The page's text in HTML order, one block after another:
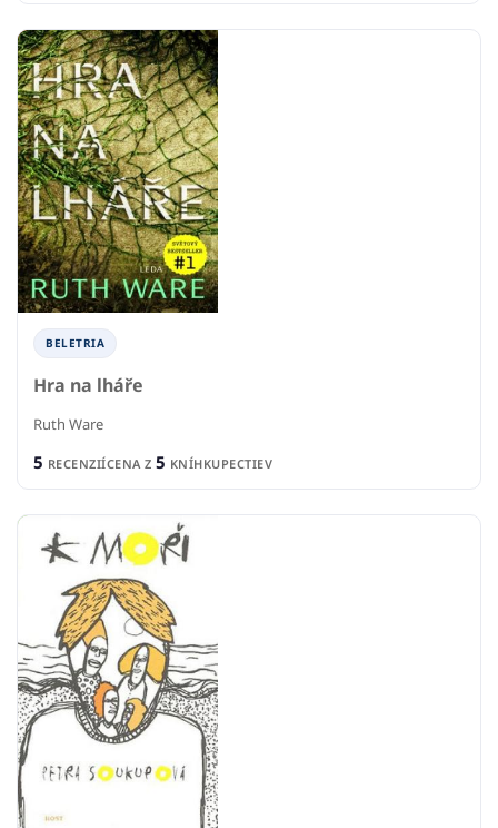
BELETRIA
Hra na lháře
Ruth Ware
5 RECENZIÍCENA Z 5 KNÍHKUPECTIEV